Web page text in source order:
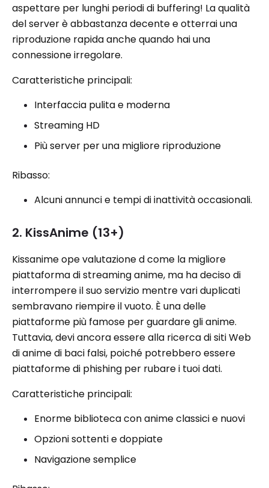
aspettare per lunghi periodi di buffering! La qualità
del server è abbastanza decente e otterrai una
riproduzione rapida anche quando hai una
connessione irregolare.
Caratteristiche principali:
Interfaccia pulita e moderna
Streaming HD
Più server per una migliore riproduzione
Ribasso:
Alcuni annunci e tempi di inattività occasionali.
2. KissAnime (13+)
Kissanime ope valutazione d come la migliore
piattaforma di streaming anime, ma ha deciso di
interrompere il suo servizio mentre vari duplicati
sembravano riempire il vuoto. È una delle
piattaforme più famose per guardare gli anime.
Tuttavia, devi ancora essere alla ricerca di siti Web
di anime di baci falsi, poiché potrebbero essere
piattaforme di phishing per rubare i tuoi dati.
Caratteristiche principali:
Enorme biblioteca con anime classici e nuovi
Opzioni sottenti e doppiate
Navigazione semplice